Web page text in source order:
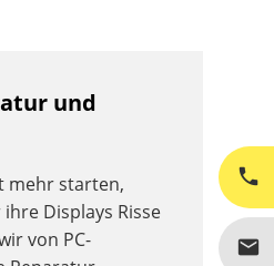
und
mehr starten,
Displays Risse
von PC-
phone
mail